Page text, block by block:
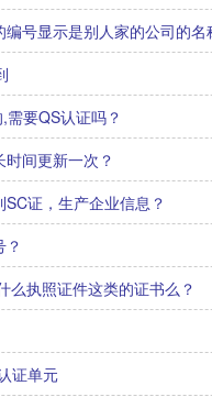
号显示是别人家的公司的名
要QS认证吗？
间更新一次？
证，生产企业信息？
么执照证件这类的证书么？
证单元